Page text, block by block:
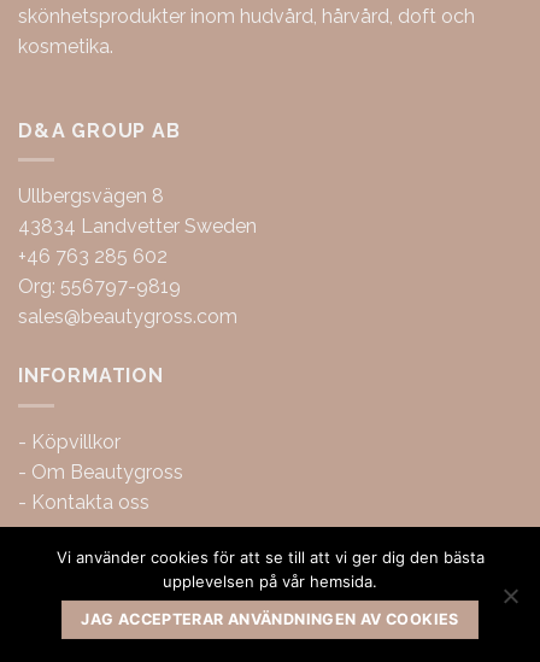
skönhetsprodukter inom hudvård, hårvård, doft och
kosmetika.
D&A GROUP AB
Ullbergsvägen 8
43834 Landvetter Sweden
+46 763 285 602
Org: 556797-9819
sales@beautygross.com
INFORMATION
- Köpvillkor
- Om Beautygross
- Kontakta oss
Copyright 2026 ©BeautyGross
Vi använder cookies för att se till att vi ger dig den bästa
upplevelsen på vår hemsida.
JAG ACCEPTERAR ANVÄNDNINGEN AV COOKIES